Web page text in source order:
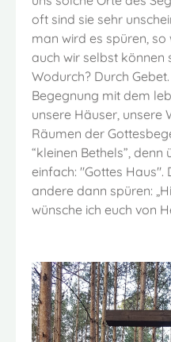
oft sind sie sehr
man wird es spüren,
auch wir selbst können
Wodurch? Durch
Begegnung mit dem
unsere Häuser, unsere
Räumen der
“kleinen Bethels”,
einfach: "Gottes Haus".
andere dann spüren:
wünsche ich euch von